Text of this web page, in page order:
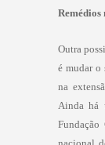
Remédios
Outra
é mudar o
na
Ainda há
Fundação